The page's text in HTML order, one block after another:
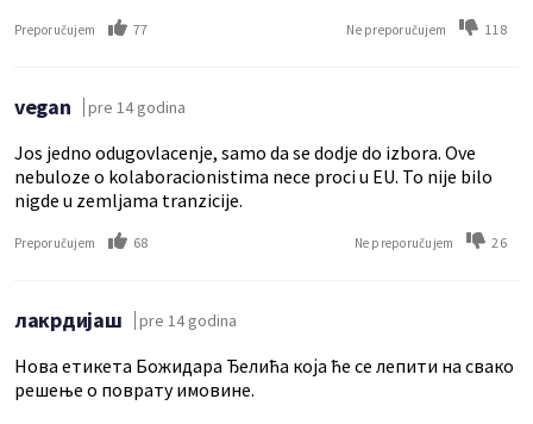
Preporučujem 77 Ne preporučujem 118
vegan pre 14 godina
Jos jedno odugovlacenje, samo da se dodje do izbora. Ove
nebuloze o kolaboracionistima nece proci u EU. To nije bilo
nigde u zemljama tranzicije.
Preporučujem 68 Ne preporučujem 26
лакрдијаш pre 14 godina
Нова етикета Божидара Ђелића која ће се лепити на свако
решење о поврату имовине.